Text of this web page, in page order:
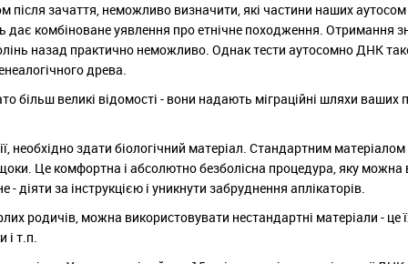
зачаття, неможливо визначити, які частини наших
дає комбіноване уявлення про етнічне походження. Отримання
назад практично неможливо. Однак тести аутосомно ДНК
древа.
більш великі відомості - вони надають міграційні шляхи ваших
здати біологічний матеріал. Стандартним
Це комфортна і абсолютно безболісна процедура, яку можна
за інструкцією і уникнути забруднення аплікаторів.
родичів, можна використовувати нестандартні матеріали - це
і т.п.